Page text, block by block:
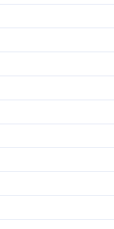
teslim ederse, muhakkak ki
benliğini) Allah´a teslim
en sağlam kulpa
bağa sarılmıştır. Tüm
gerçekten en sağlam
kulpa yapışmıştır.
teslim ederse, artık
muhakkak ki o, en sağlam
o, en sağlam kulpa